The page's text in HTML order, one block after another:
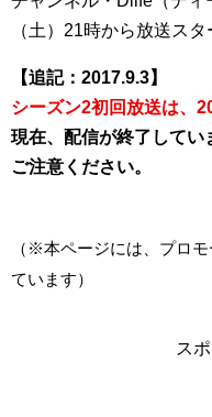
（土）21時から放送スタ
【追記：2017.9.3】
シーズン2初回放送は、
現在、配信が終了してい
ご注意ください。
（※本ページには、プロ
ています）
ス